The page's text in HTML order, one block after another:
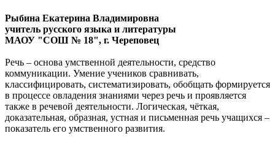
Рыбина Екатерина Владимировна
учитель русского языка и литературы
МАОУ "СОШ № 18", г. Череповец
Речь – основа умственной деятельности, средство
коммуникации. Умение учеников сравнивать,
классифицировать, систематизировать, обобщать формируется
в процессе овладения знаниями через речь и проявляется
также в речевой деятельности. Логическая, чёткая,
доказательная, образная, устная и письменная речь учащихся –
показатель его умственного развития.